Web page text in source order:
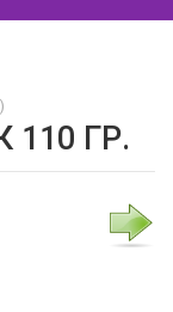
110 ГР.